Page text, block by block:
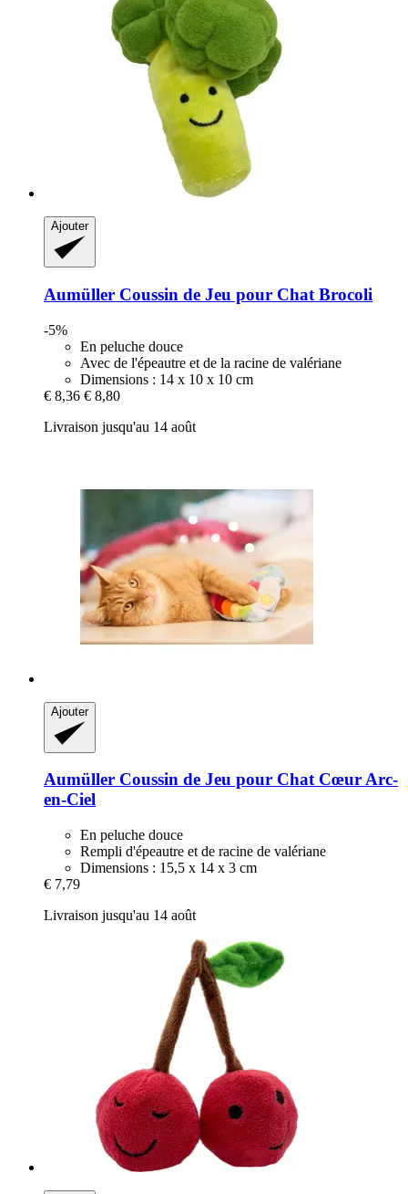
Ajouter
Aumüller Coussin de Jeu pour Chat Brocoli
-5%
En peluche douce
Avec de l'épeautre et de la racine de valériane
Dimensions : 14 x 10 x 10 cm
€ 8,36 € 8,80
Livraison jusqu'au 14 août
Ajouter
Aumüller Coussin de Jeu pour Chat Cœur Arc-​
en-​Ciel
En peluche douce
Rempli d'épeautre et de racine de valériane
Dimensions : 15,5 x 14 x 3 cm
€ 7,79
Livraison jusqu'au 14 août